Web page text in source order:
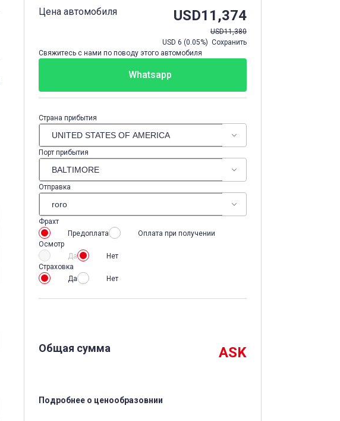
Цена автомобиля USD11,374
USD11,380
USD 6 (0.05%) Сохранить
Свяжитесь с нами по поводу этого автомобиля
Whatsapp
Страна прибытия
Порт прибытия
Отправка
Фрахт
Предоплата
Оплата при получении
Осмотр
Да
Нет
Страховка
Да
Нет
Общая сумма ASK
Подробнее о ценообразовнии